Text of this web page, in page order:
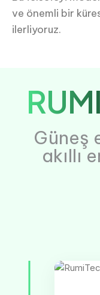
ve önemli bir
ilerliyoruz.
RUMI
Güneş
akıllı